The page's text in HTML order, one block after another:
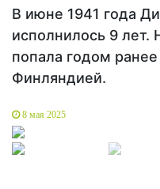
В июне 1941 года
исполнилось 9 лет.
попала годом
Финляндией.
8 мая 2025